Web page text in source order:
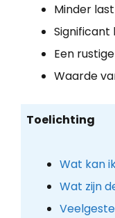
Minder
Significant
Een
Waarde
Toelichting
Wat kan
Wat zijn